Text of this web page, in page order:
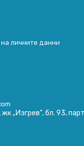
личните данни
„Изгрев“, бл. 93,